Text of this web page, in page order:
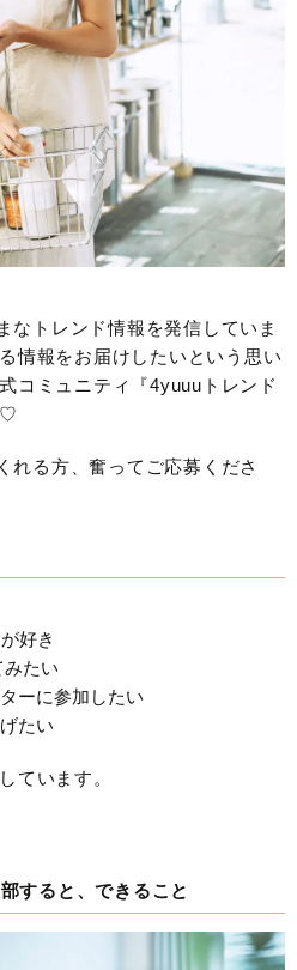
なトレンド情報を発信していま
情報をお届けしたいという思い
コミュニティ『4yuuuトレンド
♡
れる方、奮ってご応募くださ
好き
たい
ーに参加したい
たい
ています。
すると、できること